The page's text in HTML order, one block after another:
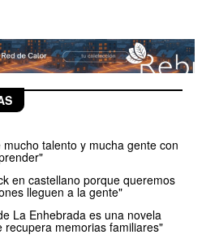
talento y mucha gente con
en castellano porque queremos
lleguen a la gente"
La Enhebrada es una novela
recupera memorias familiares"